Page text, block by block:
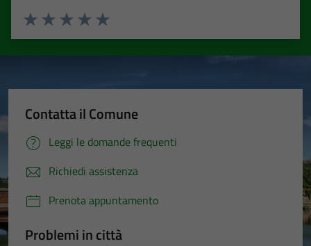
Valuta 5 stelle su 5
Valuta 4 stelle su 5
Valuta 3 stelle su 5
Valuta 2 stelle su 5
Valuta 1 stelle su 5
Contatta il Comune
Leggi le domande frequenti
Richiedi assistenza
Prenota appuntamento
Problemi in città